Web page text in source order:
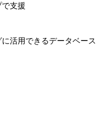
支援
活用できるデータベース